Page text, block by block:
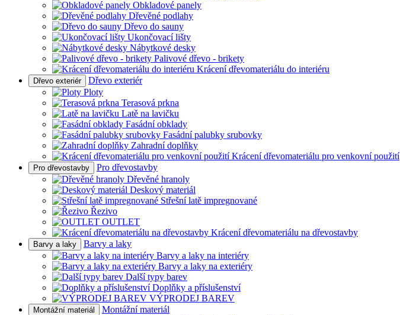
Obkladové panely
Dřevěné podlahy
Dřevo do sauny
Ukončovací lišty
Nábytkové desky
Palivové dřevo - brikety
Krácení dřevomateriálu do interiéru
Dřevo exteriér
Dřevo exteriér
Ploty
Terasová prkna
Latě na lavičku
Fasádní obklady
Fasádní palubky srubovky
Zahradní doplňky
Krácení dřevomateriálu pro venkovní použití
Pro dřevostavby
Pro dřevostavby
Dřevěné hranoly
Deskový materiál
Střešní latě impregnované
Řezivo
OUTLET
Krácení dřevomateriálu na dřevostavby
Barvy a laky
Barvy a laky
Barvy a laky na interiéry
Barvy a laky na exteriéry
Další typy barev
Doplňky a příslušenství
VÝPRODEJ BAREV
Montážní materiál
Montážní materiál